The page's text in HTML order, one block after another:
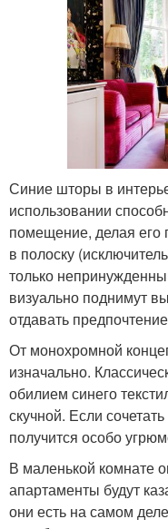
Синие шторы в
использовании
помещение, делая
в полоску
только
визуально поднимут
отдавать
От монохромной
изначально.
обилием синего
скучной. Если
получится особо
В маленькой комнате
апартаменты будут
они есть на самом